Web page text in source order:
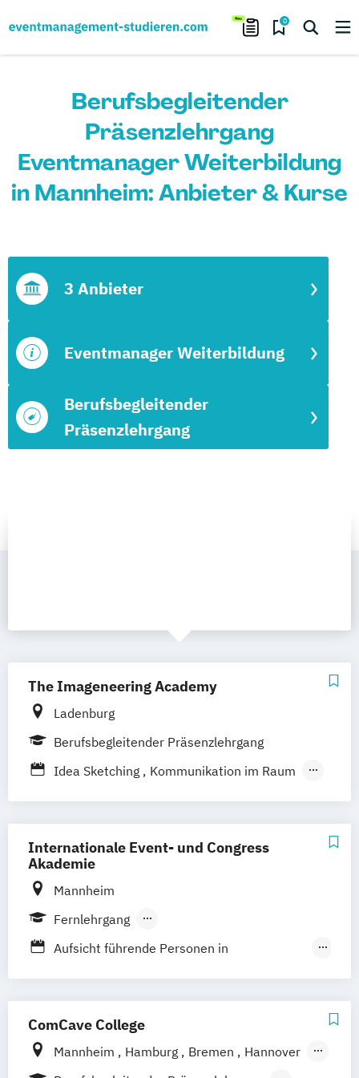
0
Berufsbegleitender
Präsenzlehrgang
Eventmanager Weiterbildung
in Mannheim: Anbieter & Kurse
Berufsbegleitender
Präsenzlehrgang
Eventmanager Weiterbildung
3 Anbieter
The Imageneering Academy
Ladenburg
Berufsbegleitender Präsenzlehrgang
Idea Sketching
Kommunikation im Raum
Internationale Event- und Congress
Akademie
Mannheim
Fernlehrgang
Berufsbegleitender Präsenzlehrgang
Aufsicht führende Personen in
Eventpsychologie
Fallstricke Live. Digital. Hybrid (Online)
Fit für die richtige Gästebetreuung (online)
ComCave College
Mannheim Hamburg Bremen
Hannover
Berlin
Leipzig Dresden
Nürnberg